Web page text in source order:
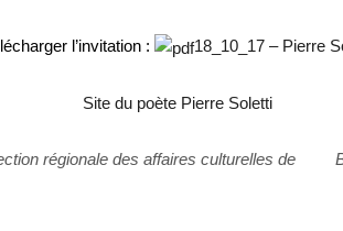
l’invitation : 18_10_17 – Pierre
Site du poète Pierre Soletti
régionale des affaires culturelles de